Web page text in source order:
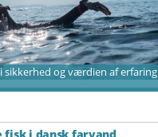
sikkerhed og værdien af erfaring